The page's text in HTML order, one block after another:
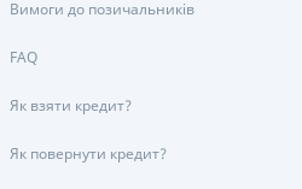
Вимоги до позичальників
FAQ
Як взяти кредит?
Як повернути кредит?